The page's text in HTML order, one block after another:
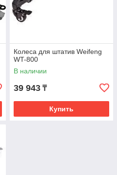
Колеса для штатив Weifeng
WT-800
В наличии
39 943 ₸
Купить